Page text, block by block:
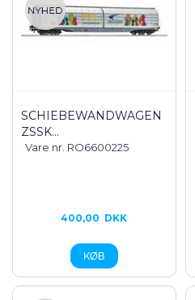
SCHIEBEWANDWAGEN
ZSSK...
Vare nr. RO6600225
400,00 DKK